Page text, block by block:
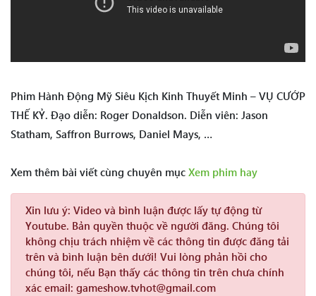
Phim Hành Động Mỹ Siêu Kịch Kinh Thuyết Minh – VỤ CƯỚP
THẾ KỶ. Đạo diễn: Roger Donaldson. Diễn viên: Jason
Statham, Saffron Burrows, Daniel Mays, …
Xem thêm bài viết cùng chuyên mục Xem phim hay
Xin lưu ý: Video và bình luận được lấy tự động từ
Youtube. Bản quyền thuộc về người đăng. Chúng tôi
không chịu trách nhiệm về các thông tin được đăng tải
trên và bình luận bên dưới! Vui lòng phản hồi cho
chúng tôi, nếu Bạn thấy các thông tin trên chưa chính
xác email: gameshow.tvhot@gmail.com